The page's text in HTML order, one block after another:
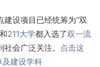
建设项目已经统筹为“双
211大学都入选了双一流
会广泛关注。
点击这
及建设学科